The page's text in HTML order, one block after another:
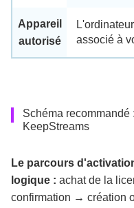
Appareil
autorisé
associé à
Schéma recommandé
KeepStreams
Le parcours
logique : achat de la
confirmation → création